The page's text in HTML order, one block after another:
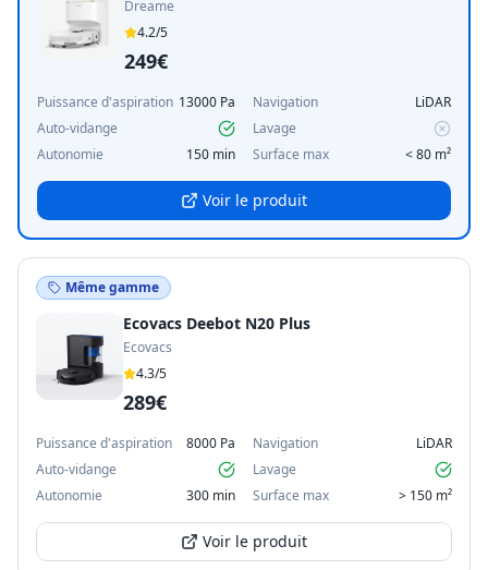
Dreame
4.2/5
249€
Puissance d'aspiration 13000 Pa Navigation
LiDAR
Auto-vidange
Lavage
Autonomie
150 min Surface max < 80 m²
Voir le produit
Même gamme
Ecovacs Deebot N20 Plus
Ecovacs
4.3/5
289€
Puissance d'aspiration 8000 Pa Navigation
LiDAR
Auto-vidange
Lavage
Autonomie
300 min Surface max > 150 m²
Voir le produit